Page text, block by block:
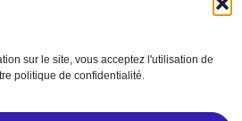
sur le site, vous acceptez l'utilisation de
politique de confidentialité.